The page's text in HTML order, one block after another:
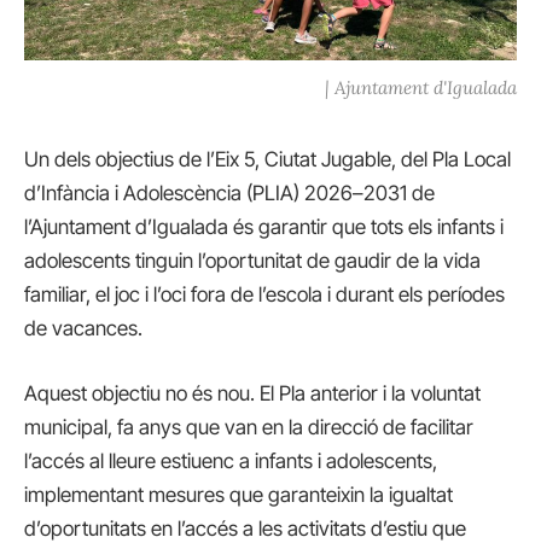
| Ajuntament d'Igualada
Un dels objectius de l’Eix 5, Ciutat Jugable, del Pla Local
d’Infància i Adolescència (PLIA) 2026–2031 de
l’Ajuntament d’Igualada és garantir que tots els infants i
adolescents tinguin l’oportunitat de gaudir de la vida
familiar, el joc i l’oci fora de l’escola i durant els períodes
de vacances.
Aquest objectiu no és nou. El Pla anterior i la voluntat
municipal, fa anys que van en la direcció de facilitar
l’accés al lleure estiuenc a infants i adolescents,
implementant mesures que garanteixin la igualtat
d’oportunitats en l’accés a les activitats d’estiu que